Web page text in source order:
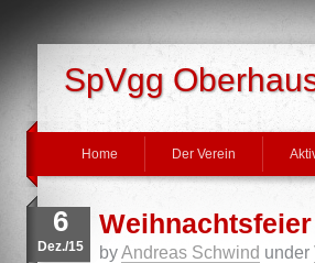
SpVgg
Home Der Verein
6
Dez./15 byAndreas Schwind under